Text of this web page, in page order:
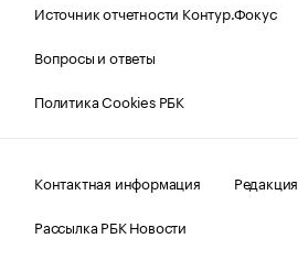
Источник отчетности Контур.Фокус
Вопросы и ответы
Политика Cookies РБК
Контактная информация
Редакция
Рассылка РБК Новости